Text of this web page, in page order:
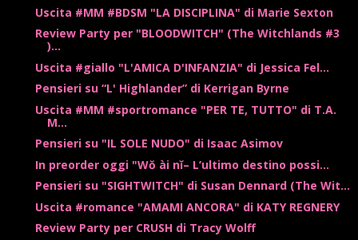
Uscita #MM #BDSM "LA DISCIPLINA" di Marie Sexton
Review Party per "BLOODWITCH" (The Witchlands #3
)...
Uscita #giallo "L'AMICA D'INFANZIA" di Jessica Fel...
Pensieri su “L' Highlander” di Kerrigan Byrne
Uscita #MM #sportromance "PER TE, TUTTO" di T.A.
M...
Pensieri su "IL SOLE NUDO" di Isaac Asimov
In preorder oggi "Wŏ ài nĭ– L’ultimo destino possi...
Pensieri su "SIGHTWITCH" di Susan Dennard (The Wit...
Uscita #romance "AMAMI ANCORA" di KATY REGNERY
Review Party per CRUSH di Tracy Wolff